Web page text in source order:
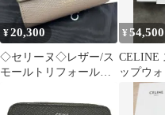
¥20,300
◇セリーヌ◇レザー/ス
モールトリフォールド/
三つ折り財布
¥54,500
CELINE
ップウォ
ンフ ブ